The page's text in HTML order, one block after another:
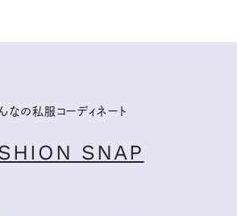
なの私服コーディネート
SNAP